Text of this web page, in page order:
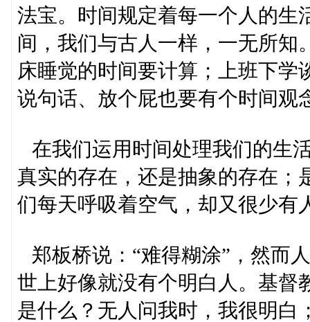
法宝。时间规定着每一个人的生
间，我们与古人一样，一无所知
床睡觉的时间要计算；上班下学
说句话、放个屁也要有个时间观
在我们运用时间处理我们的生
真实的存在，还是抽象的存在；
们每天呼吸着空气，却又很少有
郑板桥说：“难得糊涂”，然而
世上好像就没有个明白人。基督
是什么？无人问我时，我很明白